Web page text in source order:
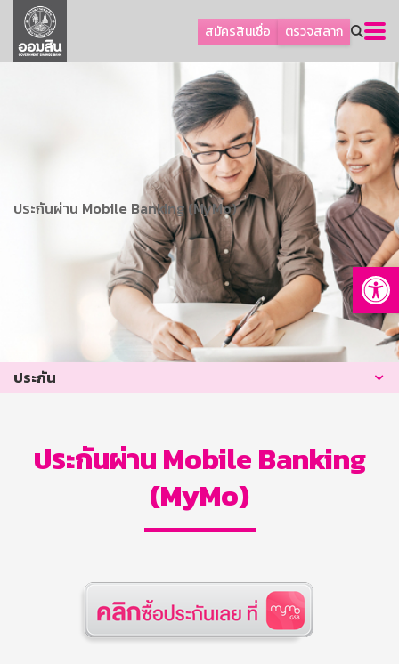
สมัครสินเชื่อ ตรวจสลาก
ลูกค้าธุรกิจ
ลูกค้าผู้ประกอบรายย่อย
การพัฒนาที่ยั่งยืน
ข่าวสาร
บริการทางการเงิน
บริการออนไลน์
GSB Society
ประกันผ่าน Mobile Banking (MyMo)
ประกัน
ประกันผ่าน Mobile Banking
(MyMo)